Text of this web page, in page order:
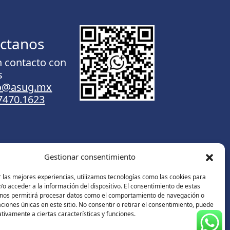
Gestionar consentimiento
las mejores experiencias, utilizamos tecnologías como las cookies para
acceder a la información del dispositivo. El consentimiento de estas
permitirá procesar datos como el comportamiento de navegación o
únicas en este sitio. No consentir o retirar el consentimiento, puede
a ciertas características y funciones.
contacto con
Contáctanos